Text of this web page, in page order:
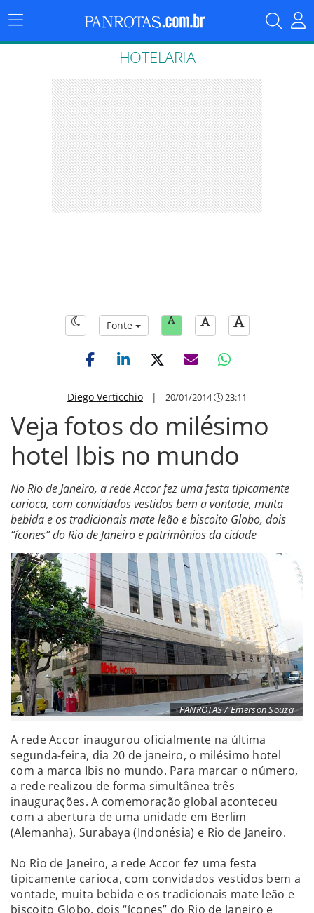
Menu
Principal
HOTELARIA
Fonte
Diego Verticchio | 20/01/2014 23:11
Veja fotos do milésimo
hotel Ibis no mundo
No Rio de Janeiro, a rede Accor fez uma festa tipicamente
carioca, com convidados vestidos bem a vontade, muita
bebida e os tradicionais mate leão e biscoito Globo, dois
“ícones” do Rio de Janeiro e patrimônios da cidade
PANROTAS / Emerson Souza
A rede Accor inaugurou oficialmente na última
segunda-feira, dia 20 de janeiro, o milésimo hotel
com a marca Ibis no mundo. Para marcar o número,
a rede realizou de forma simultânea três
inaugurações. A comemoração global aconteceu
com a abertura de uma unidade em Berlim
(Alemanha), Surabaya (Indonésia) e Rio de Janeiro.
No Rio de Janeiro, a rede Accor fez uma festa
tipicamente carioca, com convidados vestidos bem a
vontade, muita bebida e os tradicionais mate leão e
biscoito Globo, dois “ícones” do Rio de Janeiro e